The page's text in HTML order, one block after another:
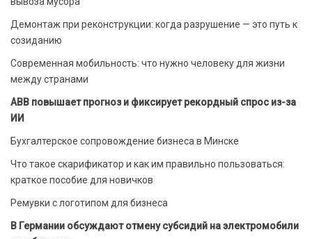
Демонтаж при реконструкции: когда разрушение — это путь к
созиданию
Современная мобильность: что нужно человеку для жизни
между странами
ABB повышает прогноз и фиксирует рекордный спрос из-за
ИИ
Бухгалтерское сопровождение бизнеса в Минске
Что такое скарификатор и как им правильно пользоваться:
краткое пособие для новичков
Ремувки с логотипом для бизнеса
В Германии обсуждают отмену субсидий на электромобили